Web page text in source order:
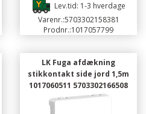
Lev.tid: 1-3 hverdage
Varenr.:5703302158381
Prodnr.:1017057799
LK Fuga afdækning
stikkontakt side jord 1,5m
1017060511 5703302166508